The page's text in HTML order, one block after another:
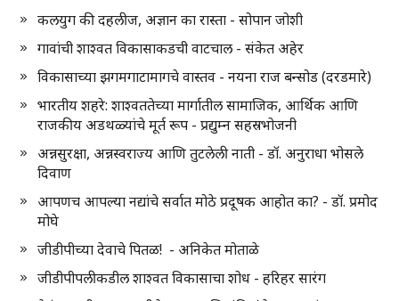
कलयुग की दहलीज, अज्ञान का रास्ता - सोपान जोशी
गावांची शाश्वत विकासाकडची वाटचाल - संकेत अहेर
विकासाच्या झगमगाटामागचे वास्तव - नयना राज बन्सोड (दरडमारे)
भारतीय शहरे: शाश्वततेच्या मार्गातील सामाजिक, आर्थिक आणि
राजकीय अडथळ्यांचे मूर्त रूप - प्रद्युम्न सहस्रभोजनी
अन्नसुरक्षा, अन्नस्वराज्य आणि तुटलेली नाती - डॉ. अनुराधा भोसले
दिवाण
आपणच आपल्या नद्यांचे सर्वात मोठे प्रदूषक आहोत का? - डॉ. प्रमोद
मोघे
जीडीपीच्या देवाचे पितळ! - अनिकेत मोताळे
जीडीपीपलीकडील शाश्वत विकासाचा शोध - हरिहर सारंग